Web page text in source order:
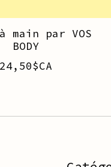
main par VOS
BODY
24,50$CA